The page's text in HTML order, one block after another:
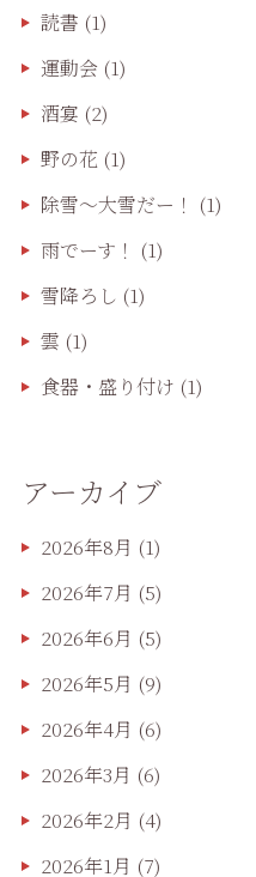
読書 (1)
運動会(1)
酒宴 (2)
野の花 (1)
除雪〜大雪だー！ (1)
雨でーす！ (1)
雪降ろし (1)
雲 (1)
食器・盛り付け (1)
アーカイブ
2026年8月 (1)
2026年7月 (5)
2026年6月 (5)
2026年5月 (9)
2026年4月 (6)
2026年3月 (6)
2026年2月 (4)
2026年1月 (7)